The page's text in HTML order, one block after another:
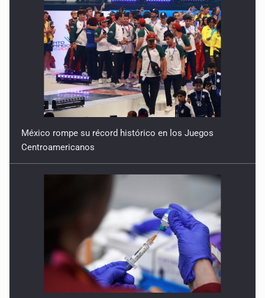
México rompe su récord histórico en los Juegos
Centroamericanos